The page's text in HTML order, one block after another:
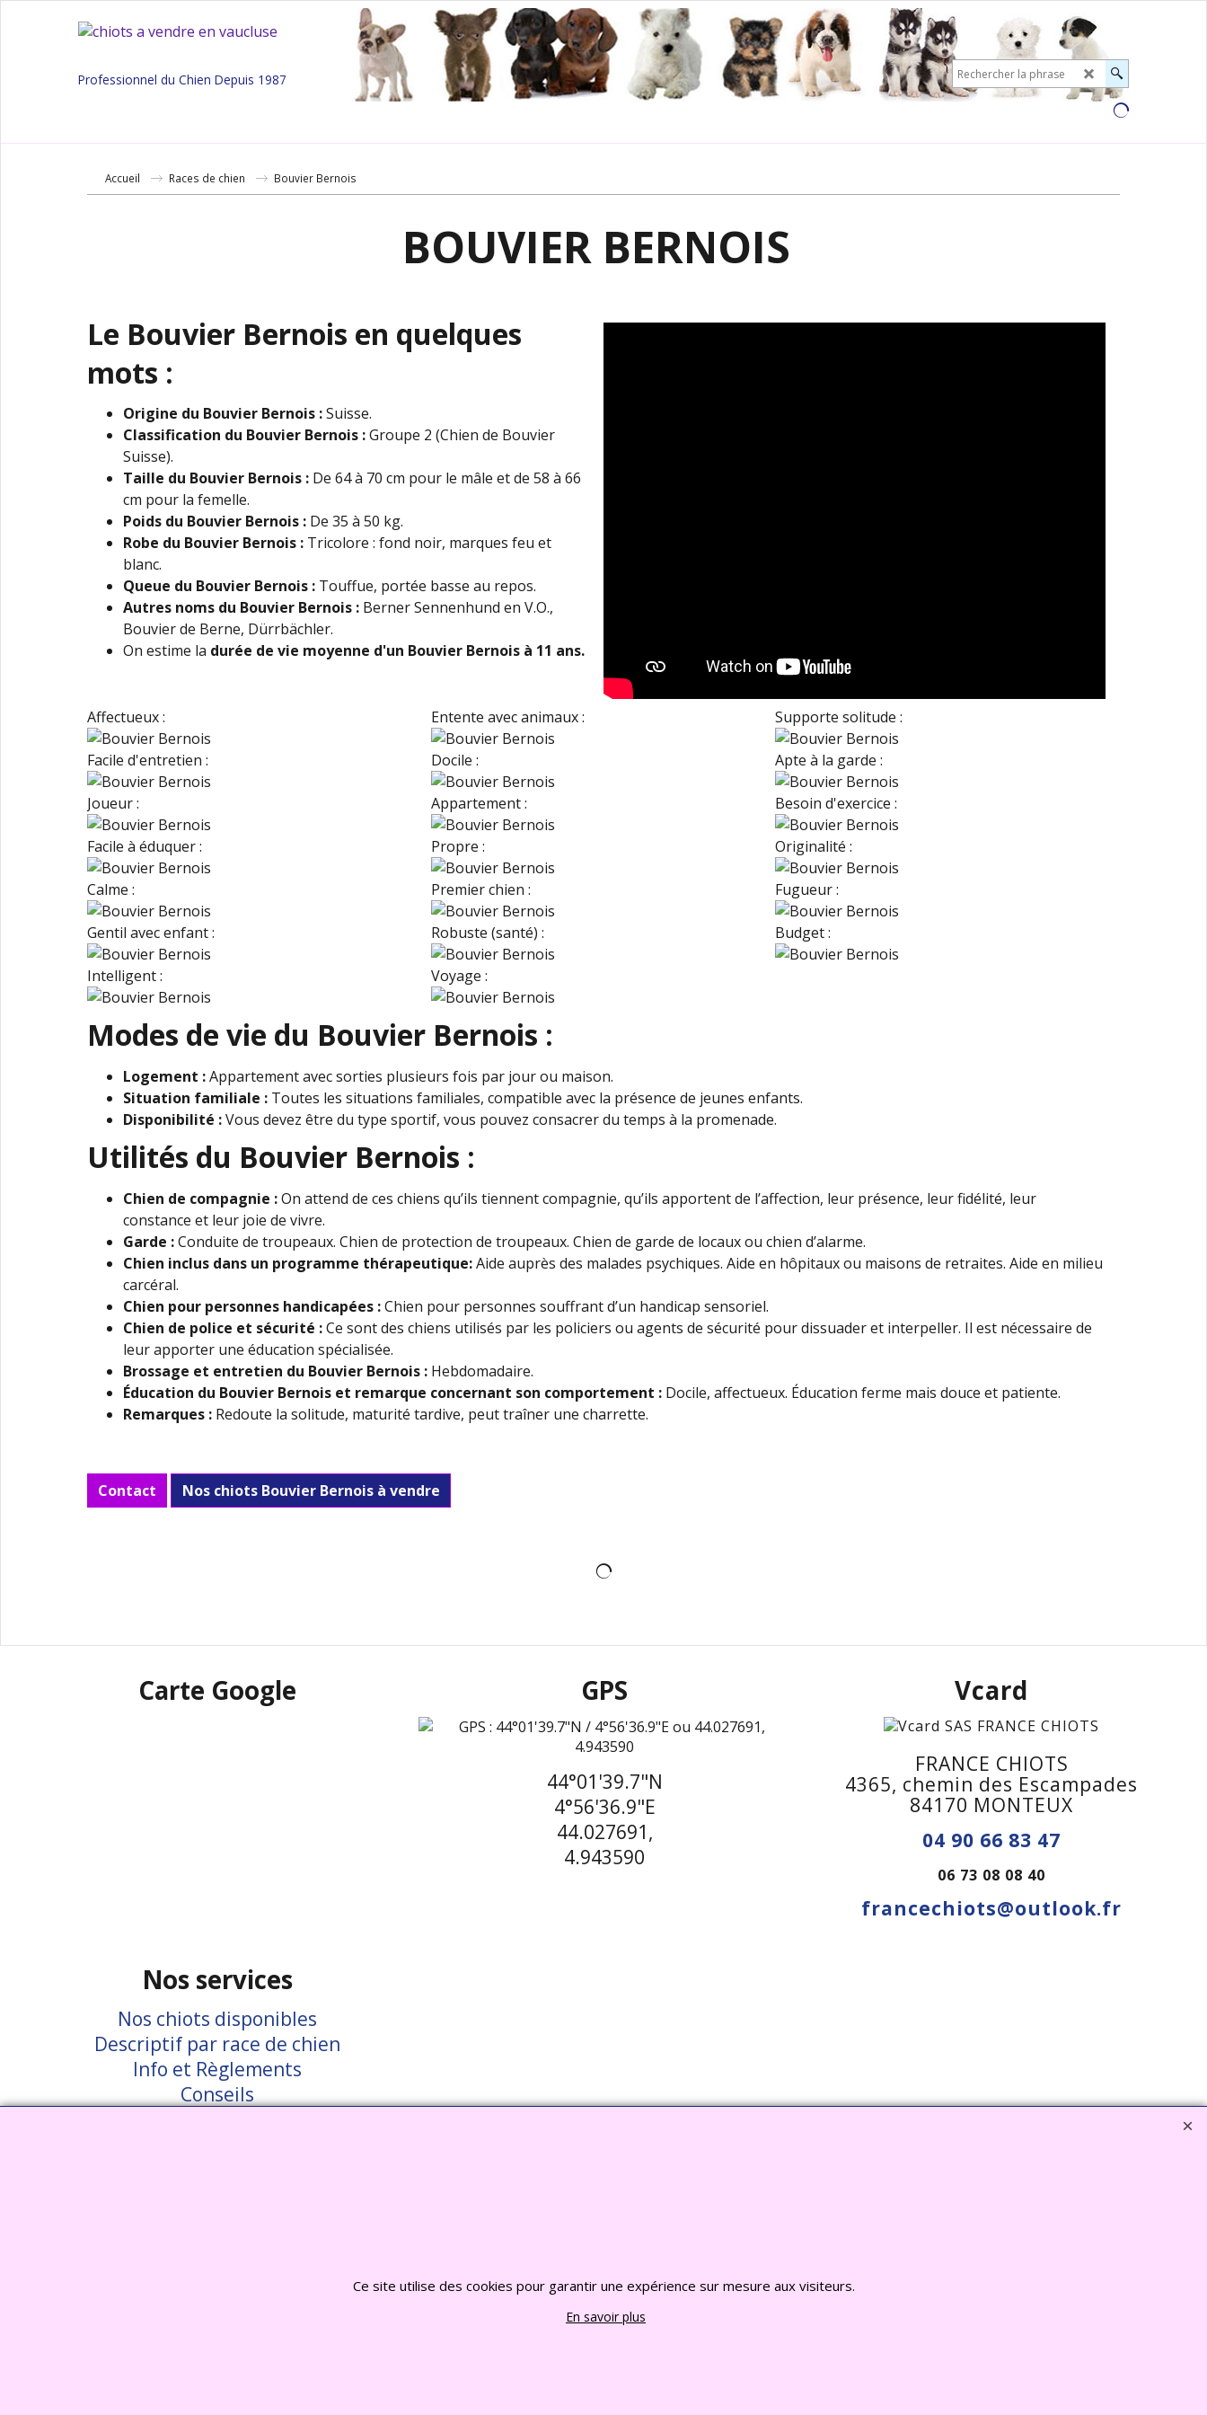
Professionnel du Chien Depuis 1987
Accueil Races de chien Bouvier Bernois
BOUVIER BERNOIS
Le Bouvier Bernois en quelques
mots :
Origine du Bouvier Bernois :Suisse.
Classification du Bouvier Bernois :Groupe 2 (Chien de Bouvier
Suisse).
Taille du Bouvier Bernois : De 64 à 70 cm pour le mâle et de 58 à 66
cm pour la femelle.
Poids du Bouvier Bernois : De 35 à 50 kg.
Robe du Bouvier Bernois : Tricolore : fond noir, marques feu et
blanc.
Queue du Bouvier Bernois : Touffue, portée basse au repos.
Autres noms du Bouvier Bernois : Berner Sennenhund en V.O.,
Bouvier de Berne, Dürrbächler.
On estime la durée de vie moyenne d'un Bouvier Bernois à 11 ans.
Affectueux : Entente avec animaux : Supporte solitude :
Facile d'entretien : Docile : Apte à la garde :
Joueur : Appartement : Besoin d'exercice :
Facile à éduquer : Propre : Originalité :
Calme : Premier chien : Fugueur :
Gentil avec enfant : Robuste (santé) : Budget :
Intelligent : Voyage :
Modes de vie du Bouvier Bernois :
Logement :Appartement avec sorties plusieurs fois par jour ou maison.
Situation familiale : Toutes les situations familiales, compatible avec la présence de jeunes enfants.
Disponibilité :Vous devez être du type sportif, vous pouvez consacrer du temps à la promenade.
Utilités du Bouvier Bernois :
Chien de compagnie :On attend de ces chiens qu’ils tiennent compagnie, qu’ils apportent de l’affection, leur présence, leur fidélité, leur
constance et leur joie de vivre.
Garde :Conduite de troupeaux. Chien de protection de troupeaux. Chien de garde de locaux ou chien d’alarme.
Chien inclus dans un programme thérapeutique:Aide auprès des malades psychiques. Aide en hôpitaux ou maisons de retraites. Aide en milieu
carcéral.
Chien pour personnes handicapées :Chien pour personnes souffrant d’un handicap sensoriel.
Chien de police et sécurité :Ce sont des chiens utilisés par les policiers ou agents de sécurité pour dissuader et interpeller. Il est nécessaire de
leur apporter une éducation spécialisée.
Brossage et entretien du Bouvier Bernois : Hebdomadaire.
Éducation du Bouvier Bernois et remarque concernant son comportement : Docile, affectueux. Éducation ferme mais douce et patiente.
Remarques : Redoute la solitude, maturité tardive, peut traîner une charrette.
Contact Nos chiots Bouvier Bernois à vendre
Carte Google
Nos services
Nos chiots disponibles
Descriptif par race de chien
Info et Règlements
Conseils
GPS
44°01'39.7"N
4°56'36.9"E
44.027691,
4.943590
Vcard
FRANCE CHIOTS
4365, chemin des Escampades
84170 MONTEUX
04 90 66 83 47
06 73 08 08 40
francechiots@outlook.fr
2022 FRANCE CHIOTS © Tous droits reserves
Ce site utilise des cookies pour garantir une expérience sur mesure aux visiteurs.
En savoir plus